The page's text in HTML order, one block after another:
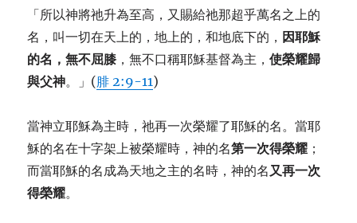
「所以神將祂升為至高，又賜給祂那超乎萬名之上的
名，叫一切在天上的，地上的，和地底下的， 因耶穌
的名，無不屈膝 ，無不口稱耶穌基督為主，使榮耀歸
與父神。」(腓 2:9-11)
當神立耶穌為主時，祂再一次榮耀了耶穌的名。當耶
穌的名在十字架上被榮耀時，神的名第一次得榮耀 ；
而當耶穌的名成為天地之主的名時，神的名又再一次
得榮耀。